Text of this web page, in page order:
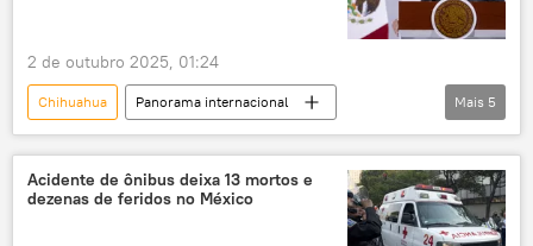
2 de outubro 2025, 01:24
Chihuahua
Panorama internacional
Américas
Claudia Sheinbaum
México
Estados Unidos
Donald Trump
Mais 5
Acidente de ônibus deixa 13 mortos e
dezenas de feridos no México